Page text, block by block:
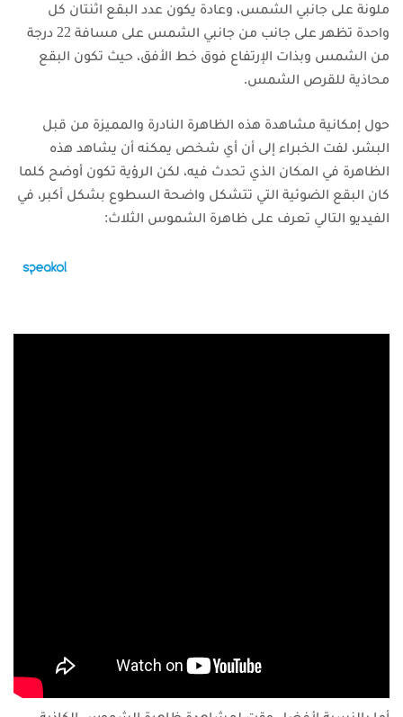
ملونة على جانبي الشمس، وعادة يكون عدد البقع اثنتان كل
واحدة تظهر على جانب من جانبي الشمس على مسافة 22 درجة
من الشمس وبذات الإرتفاع فوق خط الأفق، حيث تكون البقع
محاذية للقرص الشمس.
حول إمكانية مشاهدة هذه الظاهرة النادرة والمميزة من قبل
البشر، لفت الخبراء إلى أن أي شخص يمكنه أن يشاهد هذه
الظاهرة في المكان الذي تحدث فيه، لكن الرؤية تكون أوضح كلما
كان البقع الضوئية التي تتشكل واضحة السطوع بشكل أكبر، في
الفيديو التالي تعرف على ظاهرة الشموس الثلاث: